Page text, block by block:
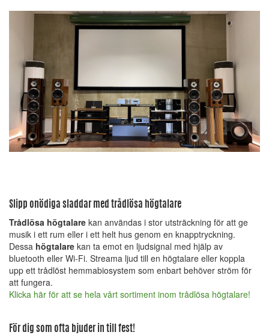
Slipp onödiga sladdar med trådlösa högtalare
Trådlösa högtalare kan användas i stor utsträckning för att ge
musik i ett rum eller i ett helt hus genom en knapptryckning.
Dessa högtalare kan ta emot en ljudsignal med hjälp av
bluetooth eller Wi-Fi. Streama ljud till en högtalare eller koppla
upp ett trådlöst hemmabiosystem som enbart behöver ström för
att fungera.
Klicka här för att se hela vårt sortiment inom trådlösa högtalare!
För dig som ofta bjuder in till fest!